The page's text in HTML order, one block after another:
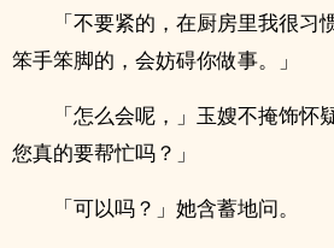
「不要紧的，在厨房里我很
笨手笨脚的，会妨碍你做事。」
「怎么会呢，」玉嫂不掩饰
您真的要帮忙吗？」
「可以吗？」她含蓄地问。